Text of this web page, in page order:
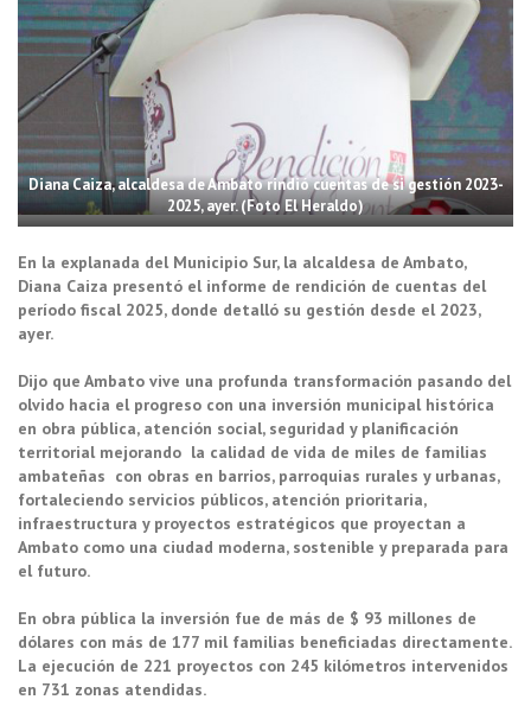
Diana Caiza, alcaldesa de Ambato rindió cuentas de si gestión 2023-
2025, ayer. (Foto El Heraldo)
En la explanada del Municipio Sur, la alcaldesa de Ambato,
Diana Caiza presentó el informe de rendición de cuentas del
período fiscal 2025, donde detalló su gestión desde el 2023,
ayer.
Dijo que Ambato vive una profunda transformación pasando del
olvido hacia el progreso con una inversión municipal histórica
en obra pública, atención social, seguridad y planificación
territorial mejorando la calidad de vida de miles de familias
ambateñas con obras en barrios, parroquias rurales y urbanas,
fortaleciendo servicios públicos, atención prioritaria,
infraestructura y proyectos estratégicos que proyectan a
Ambato como una ciudad moderna, sostenible y preparada para
el futuro.
En obra pública la inversión fue de más de $ 93 millones de
dólares con más de 177 mil familias beneficiadas directamente.
La ejecución de 221 proyectos con 245 kilómetros intervenidos
en 731 zonas atendidas.